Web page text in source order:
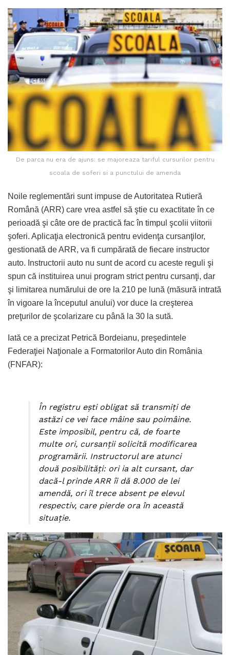
De parca nu era de ajuns: se majoreaza tariful cursurilor pentru
scoala de soferi si a punctului de amenda
Noile reglementări sunt impuse de Autoritatea Rutieră
Română (ARR) care vrea astfel să ştie cu exactitate în ce
perioadă şi câte ore de practică fac în timpul şcolii viitorii
şoferi. Aplicaţia electronică pentru evidenţa cursanţilor,
gestionată de ARR, va fi cumpărată de fiecare instructor
auto. Instructorii auto nu sunt de acord cu aceste reguli şi
spun că instituirea unui program strict pentru cursanţi, dar
şi limitarea numărului de ore la 210 pe lună (măsură intrată
în vigoare la începutul anului) vor duce la creşterea
preţurilor de şcolarizare cu până la 30 la sută.
Iată ce a precizat Petrică Bordeianu, preşedintele
Federaţiei Naţionale a Formatorilor Auto din România
(FNFAR):
În registru eşti obligat să transmiţi de
astăzi ce vei face mâine sau poimâine.
Este imposibil, pentru că, de foarte
multe ori, cursanţii solicită modificarea
programării. Instructorul are atunci
două posibilităţi: ori ia alt cursant, dar
dacă-l prinde ARR îi dă 8.000 de lei
amendă, ori îl trece absent pe elevul
respectiv, care pierde ora în această
situaţie.